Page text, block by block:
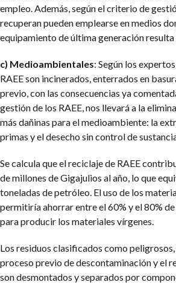
empleo. Además, según el criterio de
recuperan pueden emplearse en medios
equipamiento de última generación
c) Medioambientales: Según los
RAEE son incinerados, enterrados en
previo, con las consecuencias ya
gestión de los RAEE, nos llevará a la
más dañinas para el medioambiente: la
primas y el desecho sin control de
Se calcula que el reciclaje de RAEE
de millones de Gigajulios al año, lo que
toneladas de petróleo. El uso de los
permitiría ahorrar entre el 60% y el 80%
para producir los materiales vírgenes.
Los residuos clasificados como
proceso previo de descontaminación y el
sondesmontados y separados por